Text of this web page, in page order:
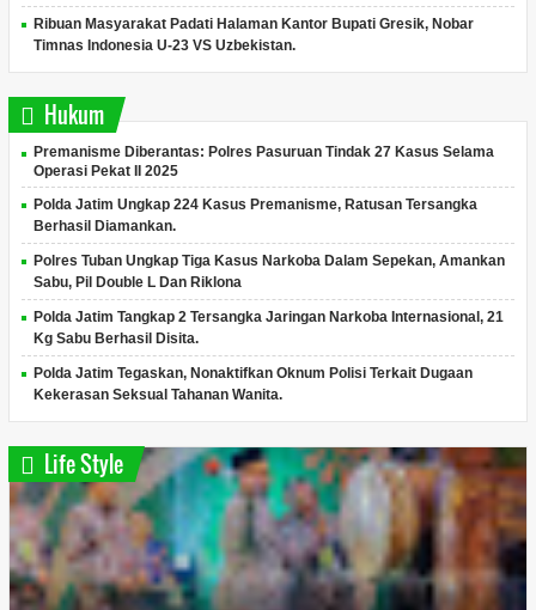
Ribuan Masyarakat Padati Halaman Kantor Bupati Gresik, Nobar
Timnas Indonesia U-23 VS Uzbekistan.
Hukum
Premanisme Diberantas: Polres Pasuruan Tindak 27 Kasus Selama
Operasi Pekat II 2025
Polda Jatim Ungkap 224 Kasus Premanisme, Ratusan Tersangka
Berhasil Diamankan.
Polres Tuban Ungkap Tiga Kasus Narkoba Dalam Sepekan, Amankan
Sabu, Pil Double L Dan Riklona
Polda Jatim Tangkap 2 Tersangka Jaringan Narkoba Internasional, 21
Kg Sabu Berhasil Disita.
Polda Jatim Tegaskan, Nonaktifkan Oknum Polisi Terkait Dugaan
Kekerasan Seksual Tahanan Wanita.
Life Style